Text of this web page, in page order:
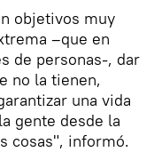
objetivos muy
–que en
de personas-, dar
no la tienen,
una vida
gente desde la
cosas", informó.